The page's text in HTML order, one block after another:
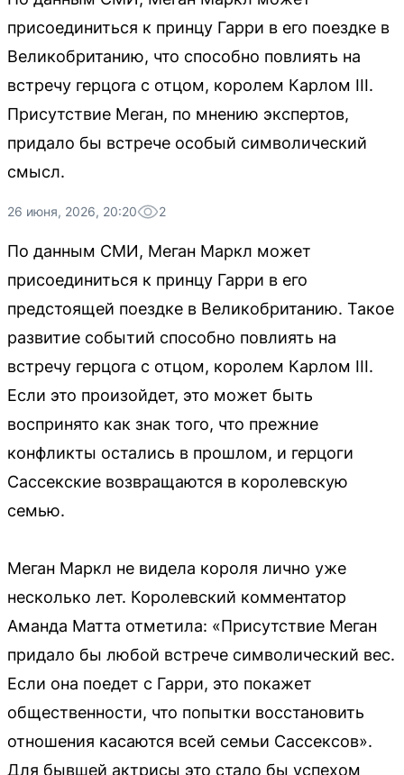
присоединиться к принцу Гарри в его поездке в
Великобританию, что способно повлиять на
встречу герцога с отцом, королем Карлом III.
Присутствие Меган, по мнению экспертов,
придало бы встрече особый символический
смысл.
26 июня, 2026, 20:20 2
По данным СМИ, Меган Маркл может
присоединиться к принцу Гарри в его
предстоящей поездке в Великобританию. Такое
развитие событий способно повлиять на
встречу герцога с отцом, королем Карлом III.
Если это произойдет, это может быть
воспринято как знак того, что прежние
конфликты остались в прошлом, и герцоги
Сассекские возвращаются в королевскую
семью.
Меган Маркл не видела короля лично уже
несколько лет. Королевский комментатор
Аманда Матта отметила: «Присутствие Меган
придало бы любой встрече символический вес.
Если она поедет с Гарри, это покажет
общественности, что попытки восстановить
отношения касаются всей семьи Сассексов».
Для бывшей актрисы это стало бы успехом